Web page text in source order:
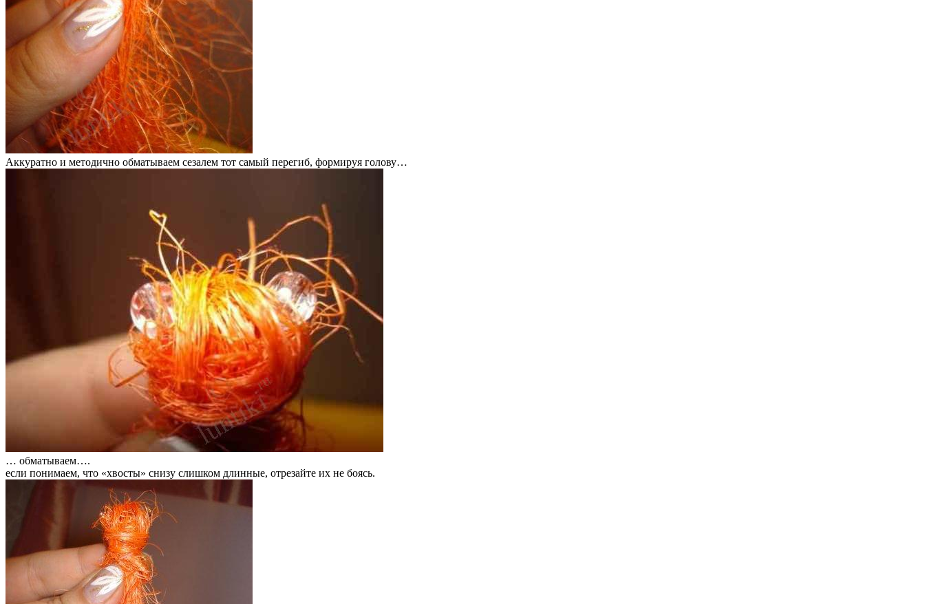
Аккуратно и методично обматываем сезалем тот самый перегиб, формируя голову…
… обматываем….
если понимаем, что «хвосты» снизу слишком длинные, отрезайте их не боясь.